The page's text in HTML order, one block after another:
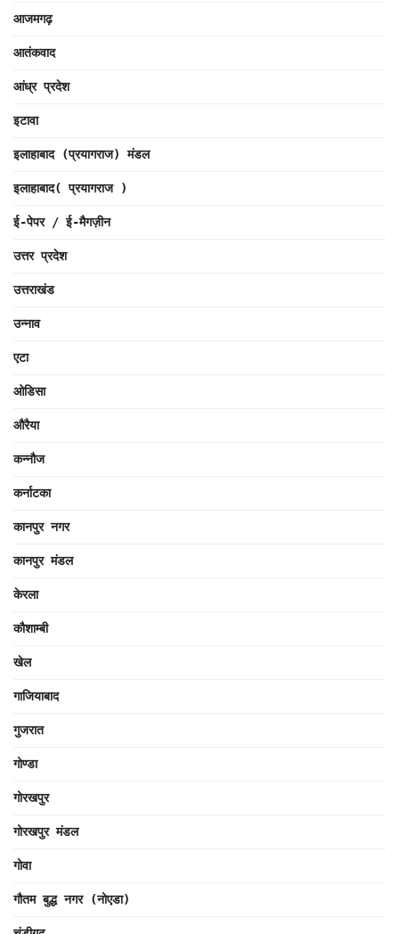
आजमगढ़
आतंकवाद
आंध्र प्रदेश
इटावा
इलाहाबाद (प्रयागराज) मंडल
इलाहाबाद( प्रयागराज )
ई-पेपर / ई-मैगज़ीन
उत्तर प्रदेश
उत्तराखंड
उन्नाव
एटा
ओडिसा
औरैया
कन्नौज
कर्नाटका
कानपुर नगर
कानपुर मंडल
केरला
कौशाम्बी
खेल
गाजियाबाद
गुजरात
गोण्डा
गोरखपुर
गोरखपुर मंडल
गोवा
गौतम बुद्ध नगर (नोएडा)